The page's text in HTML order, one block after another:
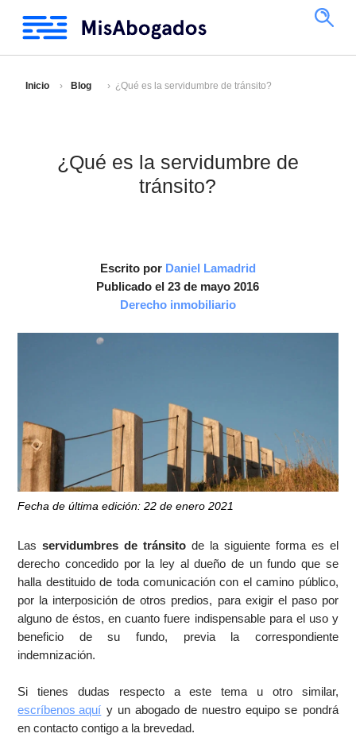
Inicio Blog ¿Qué es la servidumbre de tránsito?
¿Qué es la servidumbre de
tránsito?
Escrito por Daniel Lamadrid
Publicado el 23 de mayo 2016
Derecho inmobiliario
Fecha de última edición: 22 de enero 2021
Las servidumbres de tránsito de la siguiente forma es el
derecho concedido por la ley al dueño de un fundo que se
halla destituido de toda comunicación con el camino público,
por la interposición de otros predios, para exigir el paso por
alguno de éstos, en cuanto fuere indispensable para el uso y
beneficio de su fundo, previa la correspondiente
indemnización.
Si tienes dudas respecto a este tema u otro similar,
escríbenos aquí y un abogado de nuestro equipo se pondrá
en contacto contigo a la brevedad.